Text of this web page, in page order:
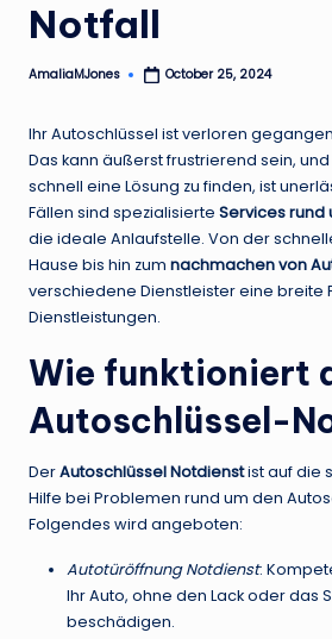
Notfall
Posted
AmaliaMJones October 25, 2024
Ihr Autoschlüssel ist verloren
Das kann äußerst frustrierend sein,
schnell eine Lösung zu finden, ist
Fällen sind spezialisierte Services rund
die ideale Anlaufstelle. Von der
Hause bis hin zum nachmachen von
verschiedene Dienstleister eine breite
Dienstleistungen.
Wie funktioniert
Autoschlüssel-
DerAutoschlüssel Notdienstist auf die
Hilfe bei Problemen rund um den
Folgendes wird angeboten:
Autotüröffnung Notdienst:
Ihr Auto, ohne den Lack oder das
beschädigen.